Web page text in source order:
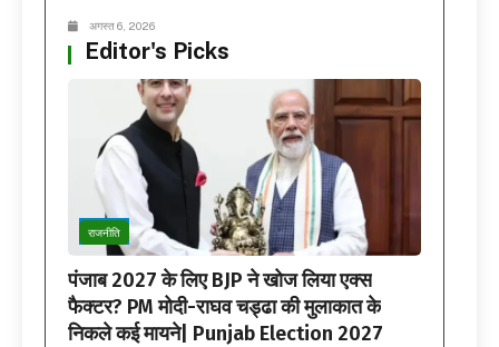
अगस्त 6, 2026
Editor's Picks
राजनीति
पंजाब 2027 के लिए BJP ने खोज लिया एक्स
फैक्टर? PM मोदी-राघव चड्ढा की मुलाकात के
निकले कई मायने| Punjab Election 2027